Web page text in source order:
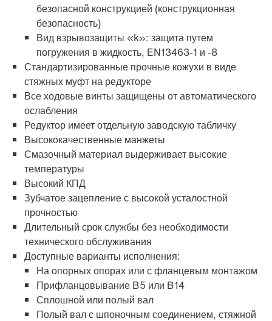
Адаптеры
Расширенная гарантия
безопасной конструкцией (конструкционная
безопасность)
Вид взрывозащиты «k»: защита путем
погружения в жидкость, EN13463-1 и -8
Стандартизированные прочные кожухи в виде
стяжных муфт на редукторе
Все ходовые винты защищены от автоматического
ослабления
Редуктор имеет отдельную заводскую табличку
Высококачественные манжеты
Смазочный материал выдерживает высокие
температуры
Высокий КПД
Зубчатое зацепление с высокой усталостной
прочностью
Длительный срок службы без необходимости
технического обслуживания
Доступные варианты исполнения:
На опорных опорах или с фланцевым монтажом
Прифланцовывание B5 или B14
Сплошной или полый вал
Полый вал с шпоночным соединением, стяжной